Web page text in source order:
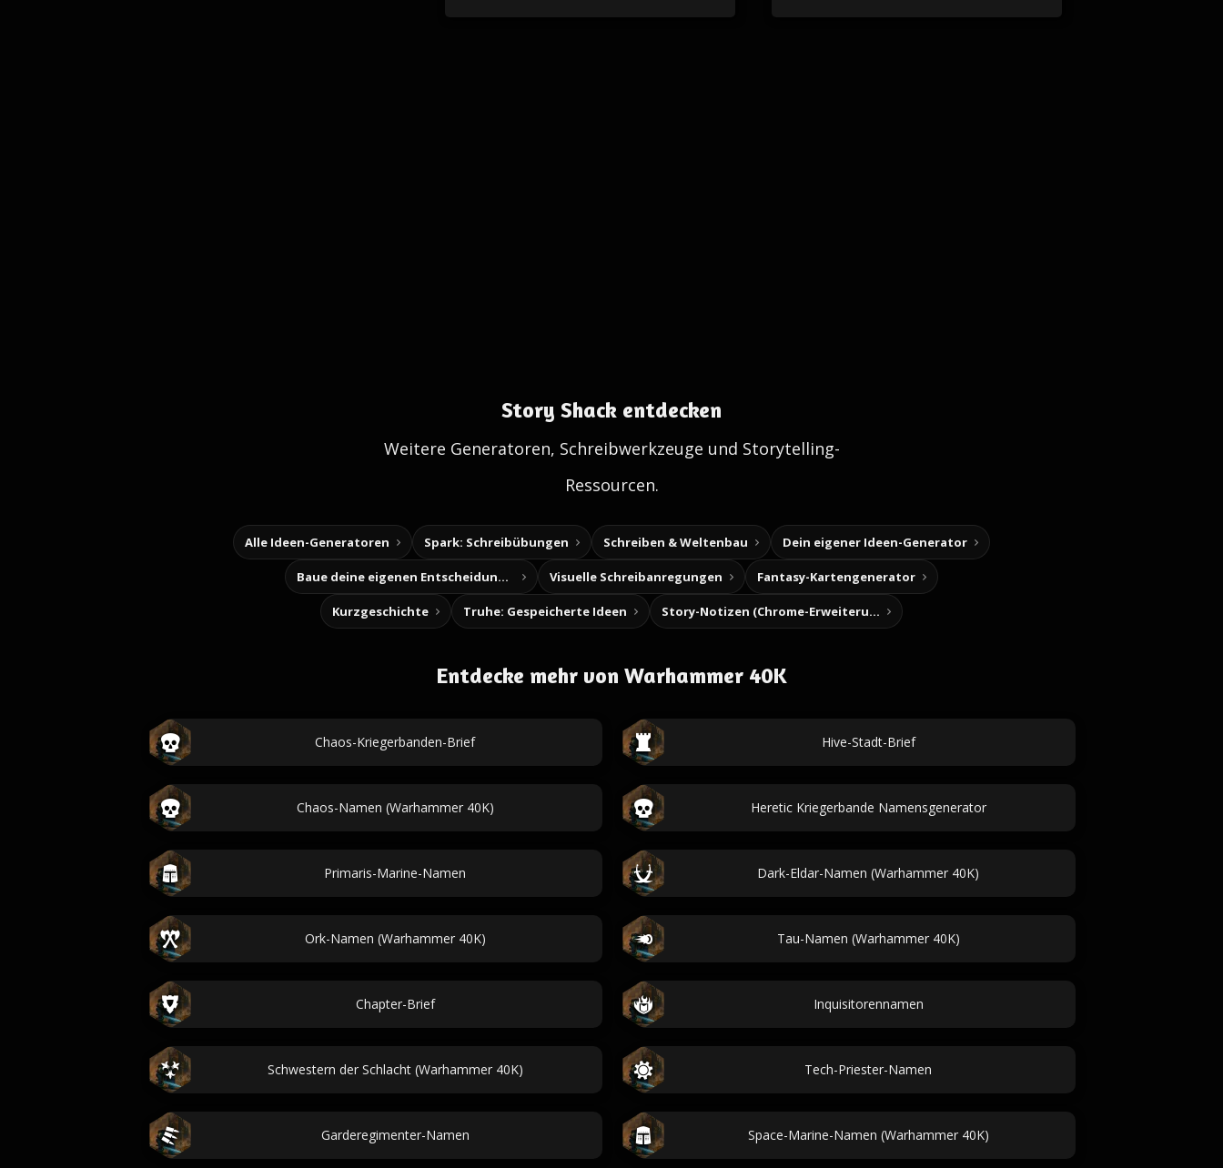
Story Shack entdecken
Weitere Generatoren, Schreibwerkzeuge und Storytelling-
Ressourcen.
Alle Ideen-Generatoren Spark: Schreibübungen Schreiben & Weltenbau Dein eigener Ideen-Generator
Baue deine eigenen Entscheidungsabenteuer Visuelle Schreibanregungen Fantasy-Kartengenerator
Kurzgeschichte Truhe: Gespeicherte Ideen Story-Notizen (Chrome-Erweiterung)
Entdecke mehr von Warhammer 40K
Chaos-Kriegerbanden-Brief Hive-Stadt-Brief
Chaos-Namen (Warhammer 40K) Heretic Kriegerbande Namensgenerator
Primaris-Marine-Namen Dark-Eldar-Namen (Warhammer 40K)
Ork-Namen (Warhammer 40K) Tau-Namen (Warhammer 40K)
Chapter-Brief Inquisitorennamen
Schwestern der Schlacht (Warhammer 40K) Tech-Priester-Namen
Garderegimenter-Namen Space-Marine-Namen (Warhammer 40K)